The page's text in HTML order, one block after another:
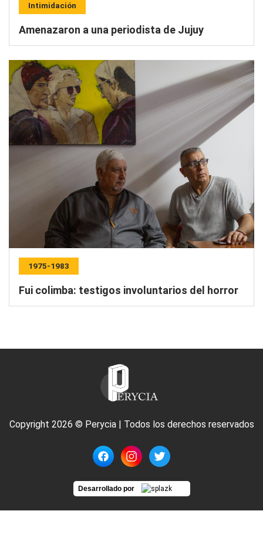
Intimidación
Amenazaron a una periodista de Jujuy
1975-1983
Fui colimba: testigos involuntarios del horror
Copyright 2026 © Perycia | Todos los derechos reservados
Desarrollado por